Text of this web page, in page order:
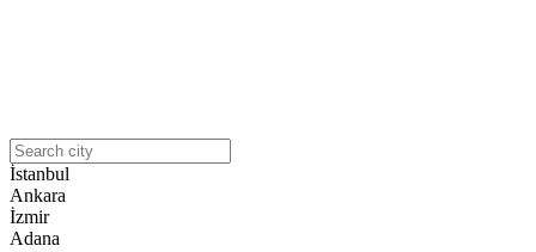
İstanbul
Ankara
İzmir
Adana